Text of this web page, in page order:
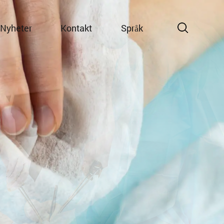
Nyheter Kontakt Språk